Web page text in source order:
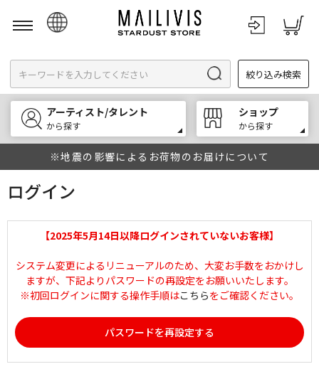
English
한국어
中文
絞り込み検索
アーティスト/タレント
から探す
ショップ
から探す
※地震の影響によるお荷物のお届けについて
ログイン
【2025年5月14日以降ログインされていないお客様】
システム変更によるリニューアルのため、大変お手数をおかけし
ますが、下記よりパスワードの再設定をお願いいたします。
※初回ログインに関する操作手順はこちらをご確認ください。
パスワードを再設定する